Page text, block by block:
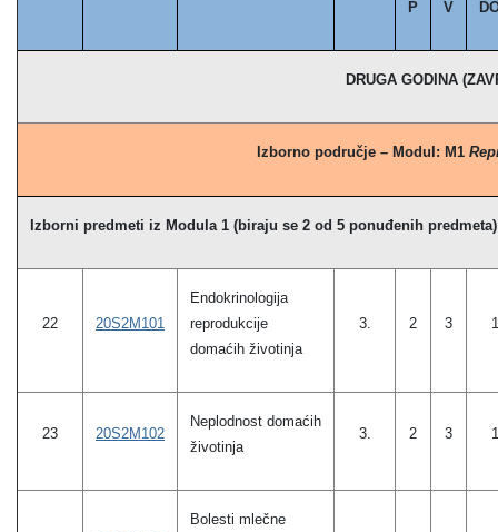
P V
DRUGA GODINA
Izborno područje – Modul: M1
Izborni predmeti iz Modula 1 (biraju se 2 od 5 ponuđenih predmeta)
22 20S2M101
Endokrinologija
reprodukcije
domaćih životinja
3. 2 3 1
23 20S2M102
Neplodnost domaćih
životinja
3. 2 3 1
Bolesti mlečne